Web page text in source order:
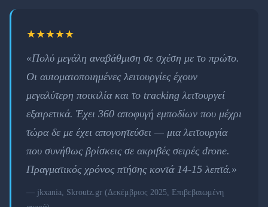
★★★★★
«Πολύ μεγάλη αναβάθμιση σε σχέση με το πρώτο.
Οι αυτοματοποιημένες λειτουργίες έχουν
μεγαλύτερη ποικιλία και το tracking λειτουργεί
εξαιρετικά. Έχει 360 αποφυγή εμποδίων που μέχρι
τώρα δε με έχει απογοητεύσει — μια λειτουργία
που συνήθως βρίσκεις σε ακριβές σειρές drone.
Πραγματικός χρόνος πτήσης κοντά 14-15 λεπτά.»
— jkxania, Skroutz.gr (Δεκέμβριος 2025, Επιβεβαιωμένη